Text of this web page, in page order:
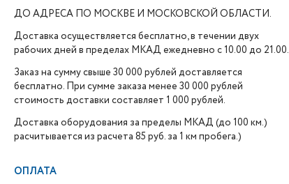
ДО АДРЕСА ПО МОСКВЕ И МОСКОВСКОЙ ОБЛАСТИ.
Доставка осуществляется бесплатно, в течении двух
рабочих дней в пределах МКАД ежедневно с 10.00 до 21.00.
Заказ на сумму свыше 30 000 рублей доставляется
бесплатно. При сумме заказа менее 30 000 рублей
стоимость доставки составляет 1 000 рублей.
Доставка оборудования за пределы МКАД (до 100 км.)
расчитывается из расчета 85 руб. за 1 км пробега.)
ОПЛАТА